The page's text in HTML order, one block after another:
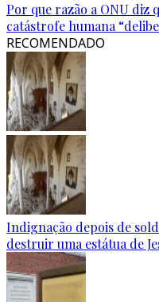
Por que razão a ONU diz
catástrofe humana
RECOMENDADO
Indignação depois de
destruir uma estátua de